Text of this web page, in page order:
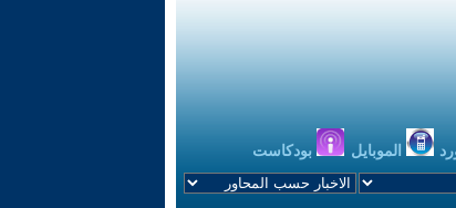
الموبايل بودكاست